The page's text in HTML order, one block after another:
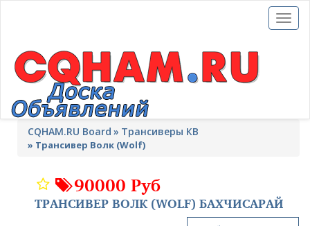
Toggle
CQHAM.RU Board Трансиверы КВ
» Трансивер Волк (Wolf)
90000 Руб
ТРАНСИВЕР ВОЛК (WOLF) БАХЧИСАРАЙ